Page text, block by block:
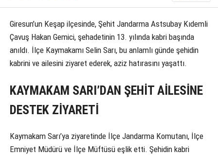
Giresun’un Keşap ilçesinde, Şehit Jandarma Astsubay Kıdemli
Çavuş Hakan Gemici, şehadetinin 13. yılında kabri başında
anıldı. İlçe Kaymakamı Selin Sarı, bu anlamlı günde şehidin
kabrini ve ailesini ziyaret ederek, aziz hatırasını yaşattı.
KAYMAKAM SARI’DAN ŞEHİT AİLESİNE
DESTEK ZİYARETİ
Kaymakam Sarı’ya ziyaretinde İlçe Jandarma Komutanı, İlçe
Emniyet Müdürü ve İlçe Müftüsü eşlik etti. Şehidin kabri